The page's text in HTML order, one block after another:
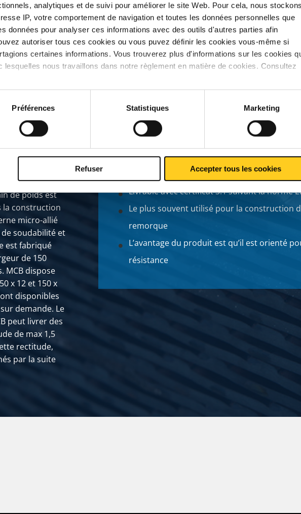
analytiques et de suivi pour améliorer le site Web. Pour cela, nous
IP, votre comportement de navigation et toutes les données personnelles que
données pour analyser ces informations avec des outils d'autres parties afin
autoriser tous ces cookies ou vous puvez définir les cookies vous-même si
certaines informations. Vous trouverez plus d'informations sur les cookies
nous travaillons dans notre règlement en matière de cookies. Consultez
Préférences Statistiques Marketing
Refuser Accepter tous les cookies
Poids des pièces en
kg
MCB
acier à haute
de poids est
la construction
micro-allié
soudabilité et
est fabriqué
de 150
MCB dispose
x 12 et 150 x
disponibles
demande. Le
peut livrer des
de max 1,5
rectitude,
par la suite
Qualité suivant la norme S355J2+AR
Tolérance suivant la norme EN 10058
Livrable avec certificat 3.1 suivant la norme
Le plus souvent utilisé pour la construction
remorque
L’avantage du produit est qu’il est orienté
résistance